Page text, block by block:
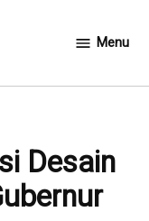
Menu
Desain